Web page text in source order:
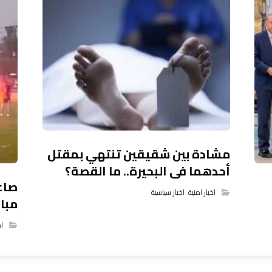
مشادة بين شقيقين تنتهي بمقتل
أحدهما فى البحيرة.. ما القصة؟
اخبار امنية,اخبار سياسية